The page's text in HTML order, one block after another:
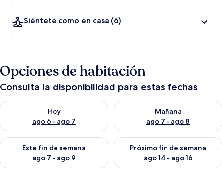
Siéntete como en casa (6)
Opciones de habitación
Consulta la disponibilidad para estas fechas
Hoy
ago 6 - ago 7
Consulta la disponibilidad para hoy ago 6 - ago 7
Mañana
ago 7 - ago 8
Consulta la disponibilidad
Este fin de semana
ago 7 - ago 9
Consulta la disponibilidad para este fin de semana ago 7 -
Próximo fin de semana
ago 14 - ago 16
Consulta la disponibilidad